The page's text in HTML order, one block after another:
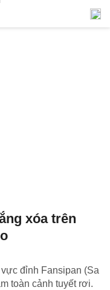
xóa trên
đỉnh Fansipan (Sa
toàn cảnh tuyết rơi.